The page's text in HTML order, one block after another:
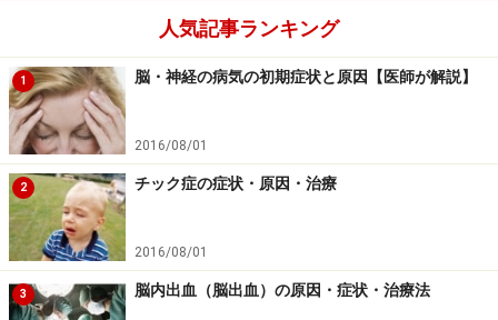
脊髄空洞症の治療法……ビタミンB12製剤な
どの服用、進行時は手術も
症状が軽い場合は、しびれ止めや痛み止め、神経の回復
を促すビタミンB12製剤などを使用して様子をみます。
人気記事ランキング
1 脳・神経の病気の初期症状と原因【医師が解説】
2016/08/01
2 チック症の症状・原因・治療
2016/08/01
3 脳内出血（脳出血）の原因・症状・治療法